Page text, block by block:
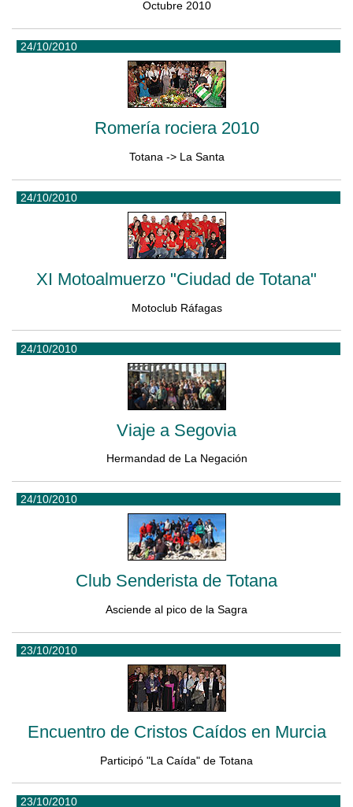
Octubre 2010
24/10/2010
Romería rociera 2010
Totana -> La Santa
24/10/2010
XI Motoalmuerzo "Ciudad de Totana"
Motoclub Ráfagas
24/10/2010
Viaje a Segovia
Hermandad de La Negación
24/10/2010
Club Senderista de Totana
Asciende al pico de la Sagra
23/10/2010
Encuentro de Cristos Caídos en Murcia
Participó "La Caída" de Totana
23/10/2010